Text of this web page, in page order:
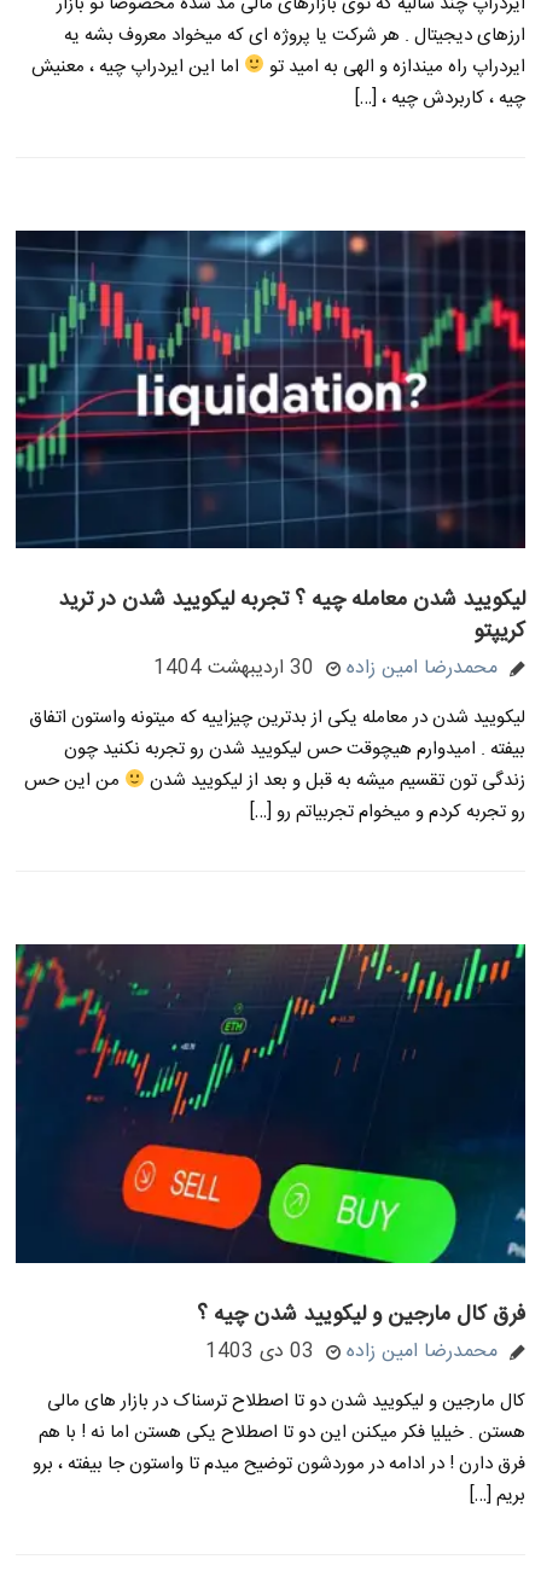
ارزهای دیجیتال . هر شرکت یا پروژه ای که میخواد معروف بشه یه
ایردراپ راه میندازه و الهی به امید تو
اما این ایردراپ چیه ، معنیش
چیه ، کاربردش چیه ، […]
لیکویید شدن معامله چیه ؟ تجربه لیکویید شدن در ترید
کریپتو
محمدرضا امین زاده 30 اردیبهشت 1404
لیکویید شدن در معامله یکی از بدترین چیزاییه که میتونه واستون اتفاق
بیفته . امیدوارم هیچوقت حس لیکویید شدن رو تجربه نکنید چون
زندگی تون تقسیم میشه به قبل و بعد از لیکویید شدن
من این حس
رو تجربه کردم و میخوام تجربیاتم رو […]
فرق کال مارجین و لیکویید شدن چیه ؟
محمدرضا امین زاده 03 دی 1403
کال مارجین و لیکویید شدن دو تا اصطلاح ترسناک در بازار های مالی
هستن . خیلیا فکر میکنن این دو تا اصطلاح یکی هستن اما نه ! با هم
فرق دارن ! در ادامه در موردشون توضیح میدم تا واستون جا بیفته ، برو
بریم […]